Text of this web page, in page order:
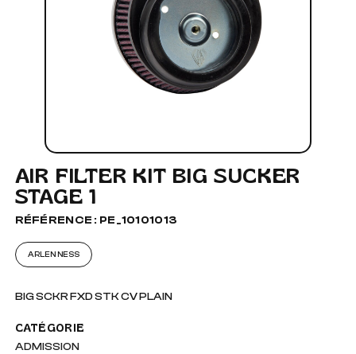
AIR FILTER KIT BIG SUCKER
STAGE 1
RÉFÉRENCE : PE_10101013
ARLEN NESS
BIG SCKR FXD STK CV PLAIN
CATÉGORIE
ADMISSION